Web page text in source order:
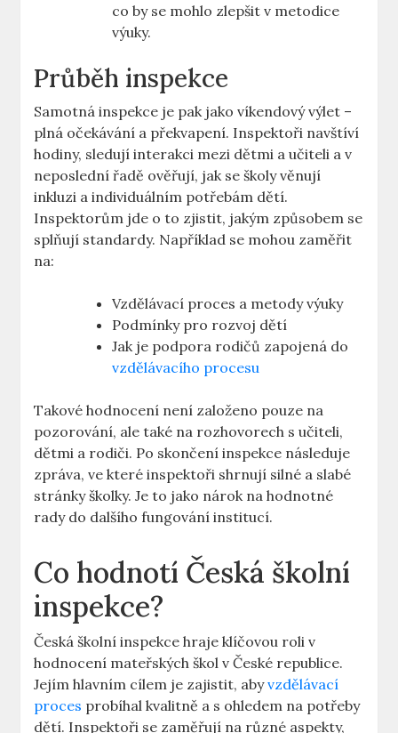
co by se mohlo zlepšit v metodice
‌výuky.
Průběh ⁣inspekce
Samotná inspekce je pak jako víkendový ⁢výlet –‌
plná⁤ očekávání a překvapení. ⁣Inspektoři navštíví
hodiny,⁣ sledují interakci mezi dětmi a učiteli a v ​
neposlední řadě ověřují, jak se školy věnují
inkluzi a individuálním ⁢potřebám dětí.
Inspektorům jde o to zjistit, jakým způsobem se
⁤splňují standardy. Například se mohou zaměřit
na:
Vzdělávací proces a metody ‌výuky
Podmínky pro rozvoj dětí
Jak je podpora⁤ rodičů zapojená⁣ do
⁤vzdělávacího procesu
Takové hodnocení není založeno pouze na
pozorování, ale⁤ také na rozhovorech s ​učiteli,
dětmi a⁤ rodiči. Po⁤ skončení inspekce následuje
zpráva, ve které inspektoři shrnují silné a⁢ slabé
⁣stránky školky. Je to ⁣jako nárok na hodnotné
rady ⁤do dalšího fungování institucí.
Co hodnotí​ Česká školní
inspekce?
Česká školní inspekce hraje klíčovou ⁢roli v
hodnocení ⁣mateřských škol v České republice.
Jejím hlavním cílem je ⁤zajistit,‌ abyvzdělávací
proces probíhal kvalitně a s ohledem na potřeby
dětí. Inspektoři se zaměřují na ​různé ⁢aspekty,